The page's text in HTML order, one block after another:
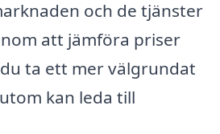
och de tjänster
att jämföra priser
ta ett mer välgrundat
kan leda till